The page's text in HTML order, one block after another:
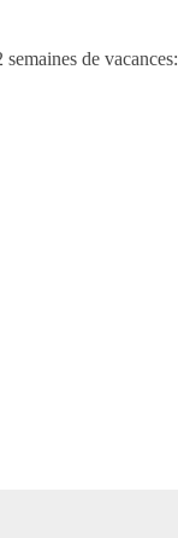
de vacances: